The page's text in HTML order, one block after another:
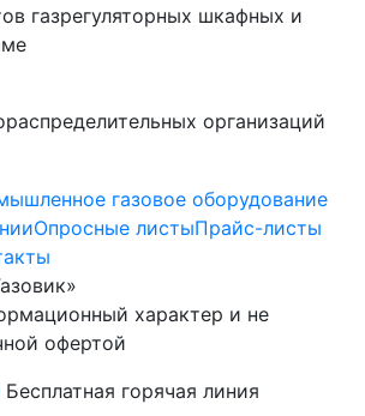
газрегуляторных шкафных и
организаций
Опросные листыПрайс-листы
характер и не
офертой
Бесплатная горячая линия